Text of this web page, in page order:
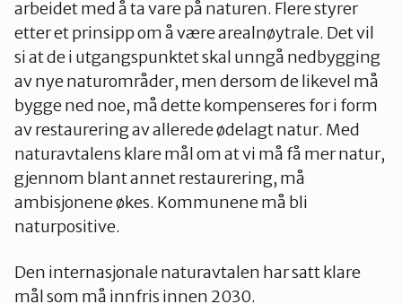
arbeidet med å ta vare på naturen. Flere styrer
etter et prinsipp om å være arealnøytrale. Det vil
si at de i utgangspunktet skal unngå nedbygging
av nye naturområder, men dersom de likevel må
bygge ned noe, må dette kompenseres for i form
av restaurering av allerede ødelagt natur. Med
naturavtalens klare mål om at vi må få mer natur,
gjennom blant annet restaurering, må
ambisjonene økes. Kommunene må bli
naturpositive.
Den internasjonale naturavtalen har satt klare
mål som må innfris innen 2030.